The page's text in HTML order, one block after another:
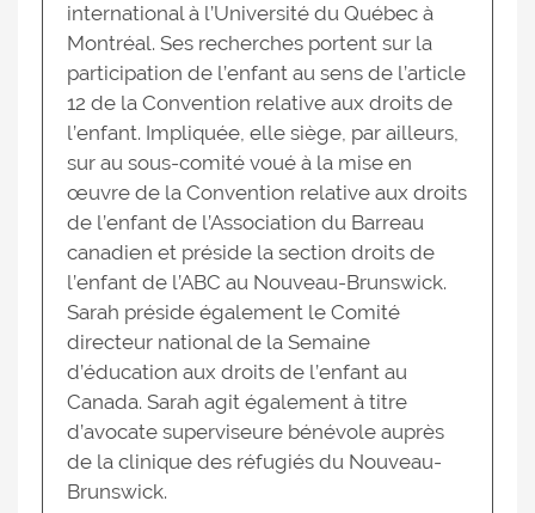
international à l’Université du Québec à
Montréal. Ses recherches portent sur la
participation de l’enfant au sens de l’article
12 de la Convention relative aux droits de
l’enfant. Impliquée, elle siège, par ailleurs,
sur au sous-comité voué à la mise en
œuvre de la Convention relative aux droits
de l’enfant de l’Association du Barreau
canadien et préside la section droits de
l’enfant de l’ABC au Nouveau-Brunswick.
Sarah préside également le Comité
directeur national de la Semaine
d’éducation aux droits de l’enfant au
Canada. Sarah agit également à titre
d’avocate superviseure bénévole auprès
de la clinique des réfugiés du Nouveau-
Brunswick.